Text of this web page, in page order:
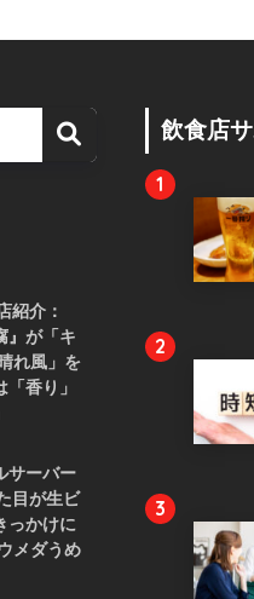
紹介：
』が「キ
れ風」を
香り」
サーバー
目が生ビ
っかけに
メダうめ
飲食店
1
2
3